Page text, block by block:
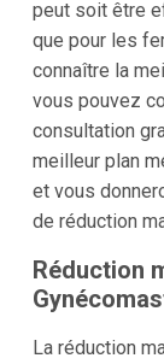
peut soit être
que pour les
connaître la
vous pouvez
consultation
meilleur plan
et vous
de réduction
Réduction
La réduction